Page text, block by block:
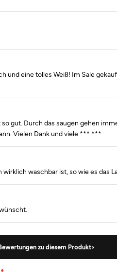
eine tolles Weiß! Im Sale
gut. Durch das saugen gehen
Vielen Dank und viele *** ***
waschbar ist, so wie es das
zu diesem Produkt>